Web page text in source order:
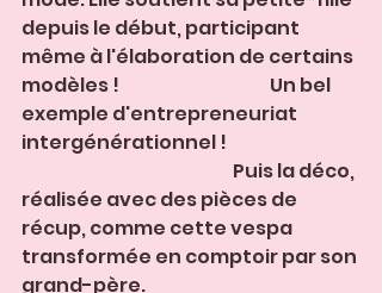
depuis le début, participant
même à l'élaboration de certains
modèles !                                          Un bel
exemple d'entrepreneuriat
intergénérationnel !
                                                           Puis la déco,
réalisée avec des pièces de
récup, comme cette vespa
transformée en comptoir par son
grand-père.